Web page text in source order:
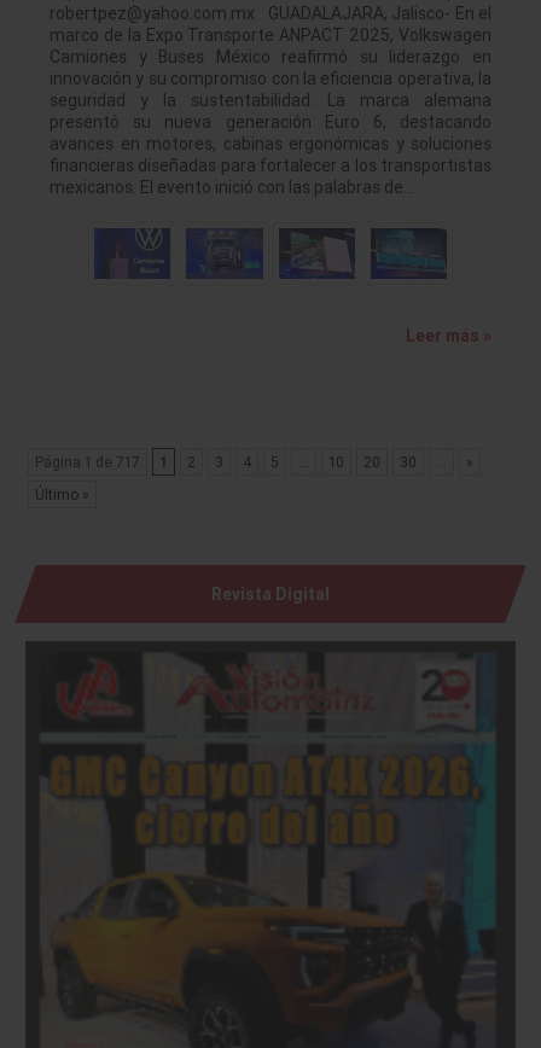
robertpez@yahoo.com.mx GUADALAJARA, Jalisco- En el
marco de la Expo Transporte ANPACT 2025, Volkswagen
Camiones y Buses México reafirmó su liderazgo en
innovación y su compromiso con la eficiencia operativa, la
seguridad y la sustentabilidad. La marca alemana
presentó su nueva generación Euro 6, destacando
avances en motores, cabinas ergonómicas y soluciones
financieras diseñadas para fortalecer a los transportistas
mexicanos. El evento inició con las palabras de…
Leer más »
Página 1 de 717 1 2 3 4 5 10 20 30
»
Último »
Revista Digital